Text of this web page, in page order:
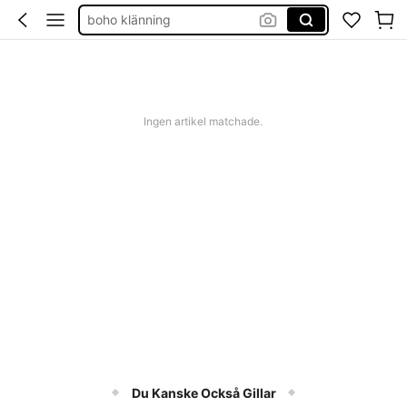
boho klänning
Ingen artikel matchade.
Du Kanske Också Gillar